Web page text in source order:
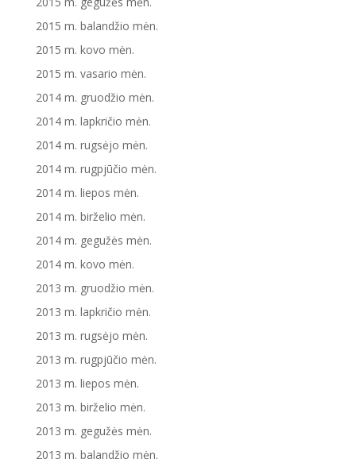
2015 m. balandžio mėn.
2015 m. kovo mėn.
2015 m. vasario mėn.
2014 m. gruodžio mėn.
2014 m. lapkričio mėn.
2014 m. rugsėjo mėn.
2014 m. rugpjūčio mėn.
2014 m. liepos mėn.
2014 m. birželio mėn.
2014 m. gegužės mėn.
2014 m. kovo mėn.
2013 m. gruodžio mėn.
2013 m. lapkričio mėn.
2013 m. rugsėjo mėn.
2013 m. rugpjūčio mėn.
2013 m. liepos mėn.
2013 m. birželio mėn.
2013 m. gegužės mėn.
2013 m. balandžio mėn.